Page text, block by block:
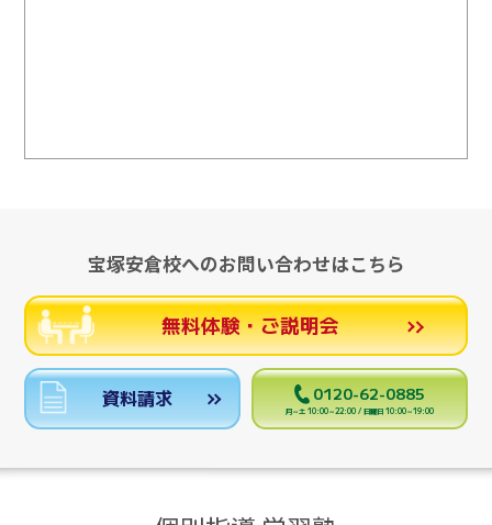
宝塚安倉校へのお問い合わせはこちら
無料体験・ご説明会
資料請求 0120-62-0885
月～土 10:00～22:00 / 日曜日 10:00～19:00